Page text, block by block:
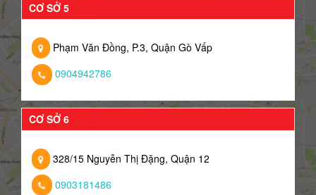
CƠ SỞ 5
Phạm Văn Đồng, P.3, Quận Gò Vấp
0904942786
CƠ SỞ 6
328/15 Nguyễn Thị Đặng, Quận 12
0903181486